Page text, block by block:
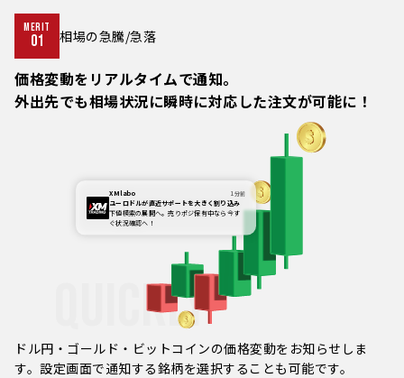
MERIT
01 相場の急騰/急落
価格変動をリアルタイムで通知。
外出先でも相場状況に瞬時に対応した注文が可能に！
QUICKLY
XM labo 1分前
ユーロドルが直近サポートを大きく割り込み
下値模索の展開へ。売りポジ保有中なら今す
ぐ状況確認へ！
ドル円・ゴールド・ビットコインの価格変動をお知らせしま
す。設定画面で通知する銘柄を選択することも可能です。